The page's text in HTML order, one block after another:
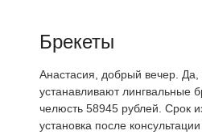
Брекеты
Анастасия, добрый вечер.
устанавливают лингвальные
челюсть 58945 рублей. Срок
установка после